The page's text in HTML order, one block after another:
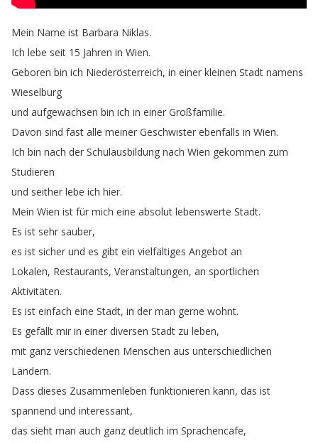
Mein Name ist Barbara Niklas.
Ich lebe seit 15 Jahren in Wien.
Geboren bin ich Niederösterreich, in einer kleinen Stadt namens
Wieselburg
und aufgewachsen bin ich in einer Großfamilie.
Davon sind fast alle meiner Geschwister ebenfalls in Wien.
Ich bin nach der Schulausbildung nach Wien gekommen zum
Studieren
und seither lebe ich hier.
Mein Wien ist für mich eine absolut lebenswerte Stadt.
Es ist sehr sauber,
es ist sicher und es gibt ein vielfältiges Angebot an
Lokalen, Restaurants, Veranstaltungen, an sportlichen
Aktivitäten.
Es ist einfach eine Stadt, in der man gerne wohnt.
Es gefällt mir in einer diversen Stadt zu leben,
mit ganz verschiedenen Menschen aus unterschiedlichen
Ländern.
Dass dieses Zusammenleben funktionieren kann, das ist
spannend und interessant,
das sieht man auch ganz deutlich im Sprachencafe,